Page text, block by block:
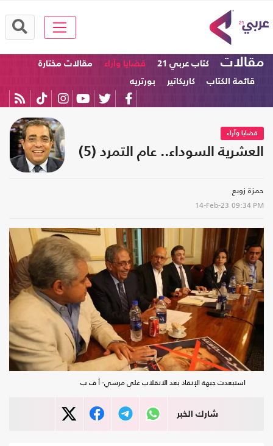
مقالات كتاب عربي 21 قضايا وآراء
مقالات مختارة
قائمة الكتاب
كاريكاتير بورتريه
قضايا وآراء
العشرية السوداء.. عام التمرد (5)
حمزة زوبع
14-Feb-23 09:34 PM
استبعدت جبهة الإنقاذ بعد الانقلاب على مرسي- أ ف ب
شارك الخبر